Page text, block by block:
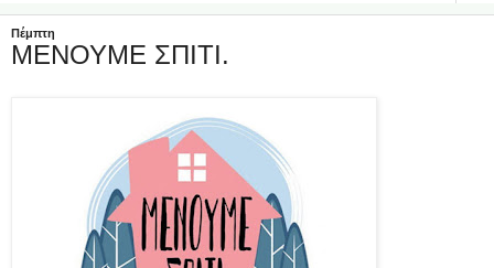
Πέμπτη
ΜΕΝΟΥΜΕ ΣΠΙΤΙ.